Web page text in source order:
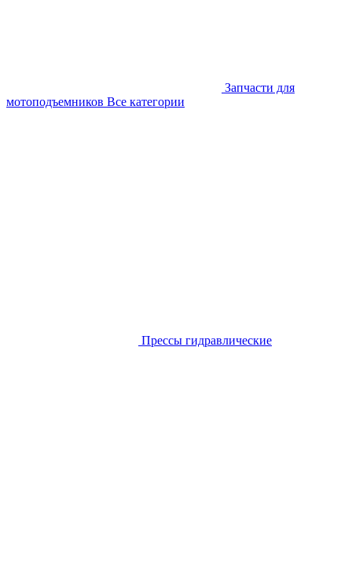
Запчасти для
мотоподъемников Все категории
Прессы гидравлические